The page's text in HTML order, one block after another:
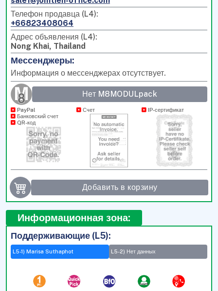
Телефон продавца (L4):
+66823408064
Адрес объявления (L4):
Nong Khai, Thailand
Мессенджеры:
Информация о мессенджерах отсутствует.
Нет M8MODULpack
PayPal
Банковский счет
QR-код
Счет IP-сертификат
Добавить в корзину
Информационная зона:
Поддерживающие (L5):
L5-1) Marisa Suthaphot L5-2) Нет данных